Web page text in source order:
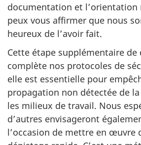
documentation et l’orientation
peux vous affirmer que nous
heureux de l’avoir fait.
Cette étape supplémentaire de
complète nos protocoles de
elle est essentielle pour
propagation non détectée de la
les milieux de travail. Nous
d’autres envisageront
l’occasion de mettre en œuvre